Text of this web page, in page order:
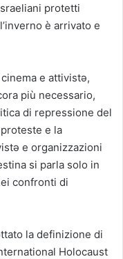
protetti
è arrivato e
e attivistə,
più necessario,
di repressione del
e la
e organizzazioni
si parla solo in
confronti di
la definizione di
Holocaust